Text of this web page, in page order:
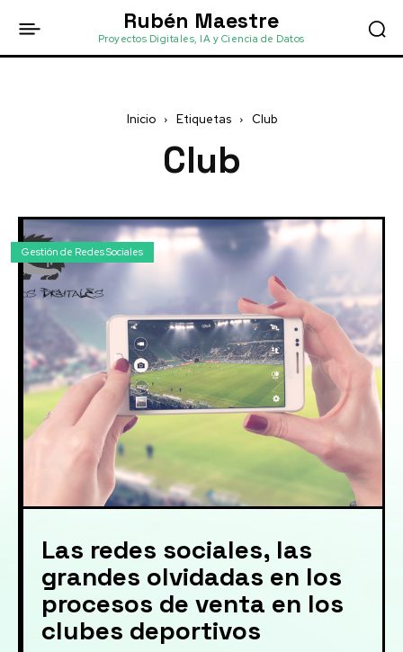
Rubén Maestre
Proyectos Digitales, IA y Ciencia de Datos
Inicio Etiquetas Club
Club
Gestión de Redes Sociales
Las redes sociales, las
grandes olvidadas en los
procesos de venta en los
clubes deportivos